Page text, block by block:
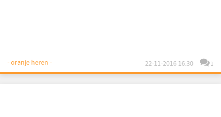
- oranje heren - 22-11-2016 16:30 1